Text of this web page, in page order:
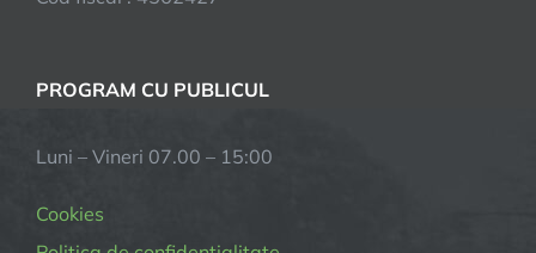
PROGRAM CU PUBLICUL
Luni – Vineri 07.00 – 15:00
Cookies